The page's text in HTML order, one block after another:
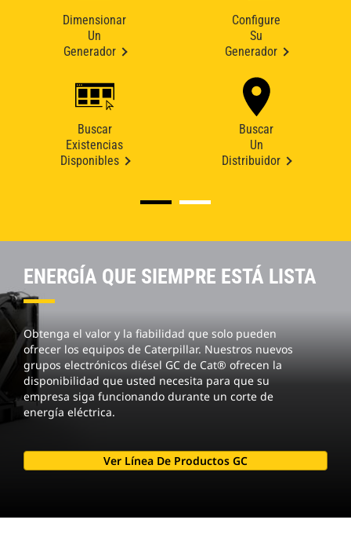
Dimensionar
Un
Generador
Configure
Su
Generador
Buscar
Existencias
Disponibles
Buscar
Un
Distribuidor
ENERGÍA QUE SIEMPRE ESTÁ LISTA
Obtenga el valor y la fiabilidad que solo pueden
ofrecer los equipos de Caterpillar. Nuestros nuevos
grupos electrónicos diésel GC de Cat® ofrecen la
disponibilidad que usted necesita para que su
empresa siga funcionando durante un corte de
energía eléctrica.
Ver Línea De Productos GC